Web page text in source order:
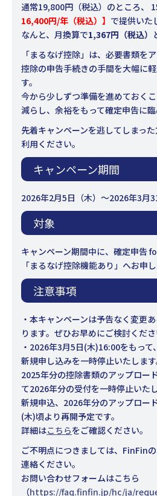
通常19,800円（税込）のところ、
16,400円/年（税込）】 で提供いた
なんと、月換算で1,367円（税込）
「まるなげ控除」は、必要書類を
控除の申告手続きの手間を大幅に
す。
今から少しずつ準備を進めておく
減らし、余裕をもって確定申告に臨
先着キャンペーンを逃してしまっ
利用ください。
キャンペーン期間
2026年2月5日（木）〜2026年3月
対象
キャンペーン期間中に、確定申告
「まるなげ控除機能あり」へお申
注意事項
・本キャンペーンは予告なく変更
ります。ぜひお早めにご検討くださ
・2026年3月5日(木)16:00をもっ
新規申し込みを一時停止いたします
2025年分の控除書類のアップロー
て2026年分の受付を一時停止いたし
新規申込、2026年分のアップロー
(木)頃より再開予定です。
詳細はこちらをご確認ください。
ご不明点につきましては、FinFin
連絡ください。
お問い合わせフォームはこちら
（https://faq.finfin.jp/hc/ja/